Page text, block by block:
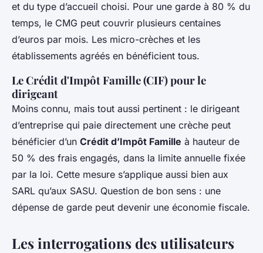
et du type d’accueil choisi. Pour une garde à 80 % du
temps, le CMG peut couvrir plusieurs centaines
d’euros par mois. Les micro-crèches et les
établissements agréés en bénéficient tous.
Le Crédit d'Impôt Famille (CIF) pour le
dirigeant
Moins connu, mais tout aussi pertinent : le dirigeant
d’entreprise qui paie directement une crèche peut
bénéficier d’un Crédit d’Impôt Famille à hauteur de
50 % des frais engagés, dans la limite annuelle fixée
par la loi. Cette mesure s’applique aussi bien aux
SARL qu’aux SASU. Question de bon sens : une
dépense de garde peut devenir une économie fiscale.
Les interrogations des utilisateurs